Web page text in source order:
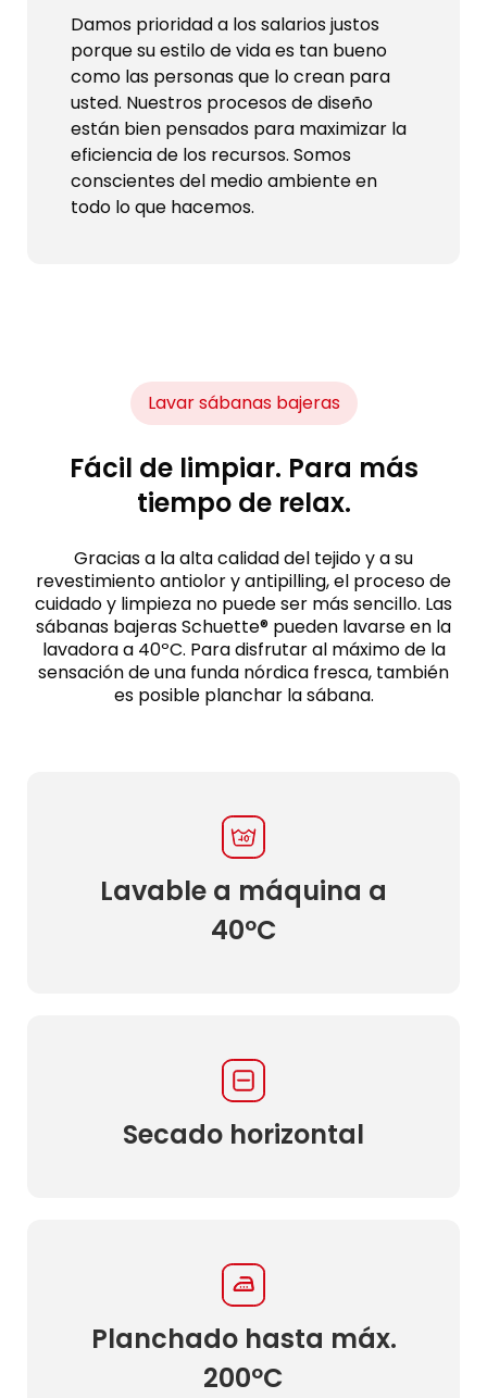
Damos prioridad a los salarios justos
porque su estilo de vida es tan bueno
como las personas que lo crean para
usted. Nuestros procesos de diseño
están bien pensados para maximizar la
eficiencia de los recursos. Somos
conscientes del medio ambiente en
todo lo que hacemos.
Lavar sábanas bajeras
Fácil de limpiar. Para más
tiempo de relax.
Gracias a la alta calidad del tejido y a su
revestimiento antiolor y antipilling, el proceso de
cuidado y limpieza no puede ser más sencillo. Las
sábanas bajeras Schuette® pueden lavarse en la
lavadora a 40ºC. Para disfrutar al máximo de la
sensación de una funda nórdica fresca, también
es posible planchar la sábana.
Lavable a máquina a
40ºC
Secado horizontal
Planchado hasta máx.
200ºC